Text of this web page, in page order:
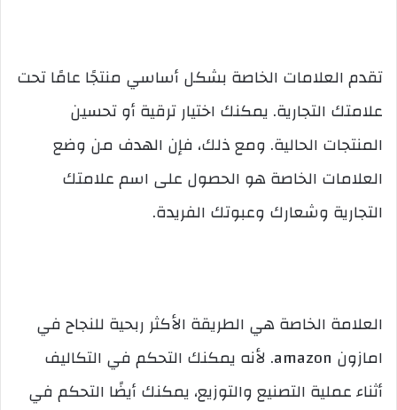
تقدم العلامات الخاصة بشكل أساسي منتجًا عامًا تحت
علامتك التجارية. يمكنك اختيار ترقية أو تحسين
المنتجات الحالية. ومع ذلك، فإن الهدف من وضع
العلامات الخاصة هو الحصول على اسم علامتك
التجارية وشعارك وعبوتك الفريدة.
العلامة الخاصة هي الطريقة الأكثر ربحية للنجاح في
امازون amazon. لأنه يمكنك التحكم في التكاليف
أثناء عملية التصنيع والتوزيع، يمكنك أيضًا التحكم في